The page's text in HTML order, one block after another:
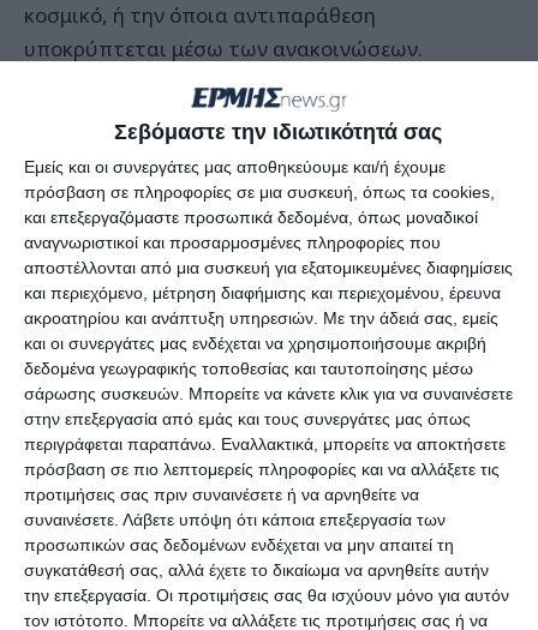
Σεβόμαστε την ιδιωτικότητά σας
Εμείς και οι συνεργάτες μας αποθηκεύουμε και/ή έχουμε
πρόσβαση σε πληροφορίες σε μια συσκευή, όπως τα cookies,
και επεξεργαζόμαστε προσωπικά δεδομένα, όπως μοναδικοί
αναγνωριστικοί και προσαρμοσμένες πληροφορίες που
αποστέλλονται από μια συσκευή για εξατομικευμένες διαφημίσεις
και περιεχόμενο, μέτρηση διαφήμισης και περιεχομένου, έρευνα
ακροατηρίου και ανάπτυξη υπηρεσιών. Με την άδειά σας, εμείς
και οι συνεργάτες μας ενδέχεται να χρησιμοποιήσουμε ακριβή
δεδομένα γεωγραφικής τοποθεσίας και ταυτοποίησης μέσω
σάρωσης συσκευών. Μπορείτε να κάνετε κλικ για να συναινέσετε
στην επεξεργασία από εμάς και τους συνεργάτες μας όπως
περιγράφεται παραπάνω. Εναλλακτικά, μπορείτε να αποκτήσετε
πρόσβαση σε πιο λεπτομερείς πληροφορίες και να αλλάξετε τις
προτιμήσεις σας πριν συναινέσετε ή να αρνηθείτε να
συναινέσετε. Λάβετε υπόψη ότι κάποια επεξεργασία των
προσωπικών σας δεδομένων ενδέχεται να μην απαιτεί τη
συγκατάθεσή σας, αλλά έχετε το δικαίωμα να αρνηθείτε αυτήν
την επεξεργασία. Οι προτιμήσεις σας θα ισχύουν μόνο για αυτόν
τον ιστότοπο. Μπορείτε να αλλάξετε τις προτιμήσεις σας ή να
κοσμικό, ή την όποια αντιπαράθεση
υποκρύπτεται μέσω των ανακοινώσεων.
Ακολουθούν οι ανακοινώσεις που εκδόθηκαν.
O Βουλευτής Δ. Ακτύπης
Ο Βουλευτής Ζακύνθου πρότεινε τα
ακόλουθα: